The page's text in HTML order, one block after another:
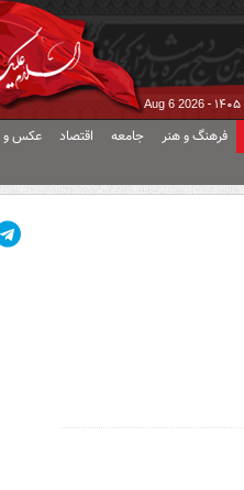
Aug 6 2026
فرهنگ و هنر جامعه اقتصاد عکس و